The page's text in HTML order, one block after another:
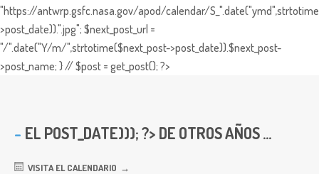
"https://antwrp.gsfc.nasa.gov/apod/calendar/
>post_date)).".jpg"; $next_post_url =
"/".date("Y/m/",strtotime($next_post->post_date)).$next_post-
>post_name; } // $post = get_post(); ?>
EL POST_DATE))); ?> DE OTROS AÑOS ...
VISITA EL CALENDARIO